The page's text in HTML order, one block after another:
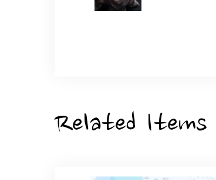
大切な節目のお祝いに、母への
Related Items